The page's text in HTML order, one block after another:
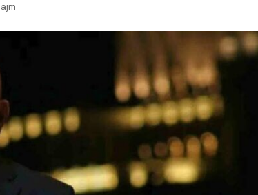
INTERVISTA EMISION
KONAKU
KU E KISHIM FJALEN
LIGJERATE FETARE
PARADITE ME NE
PIKËPAMJE